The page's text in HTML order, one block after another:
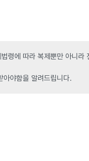
령에 따라 복제뿐만 아니
아야함을 알려드립니다.